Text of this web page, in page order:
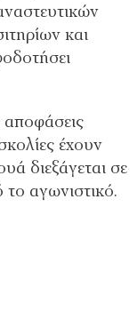
και
έχουν
διεξάγεται σε
αγωνιστικό.